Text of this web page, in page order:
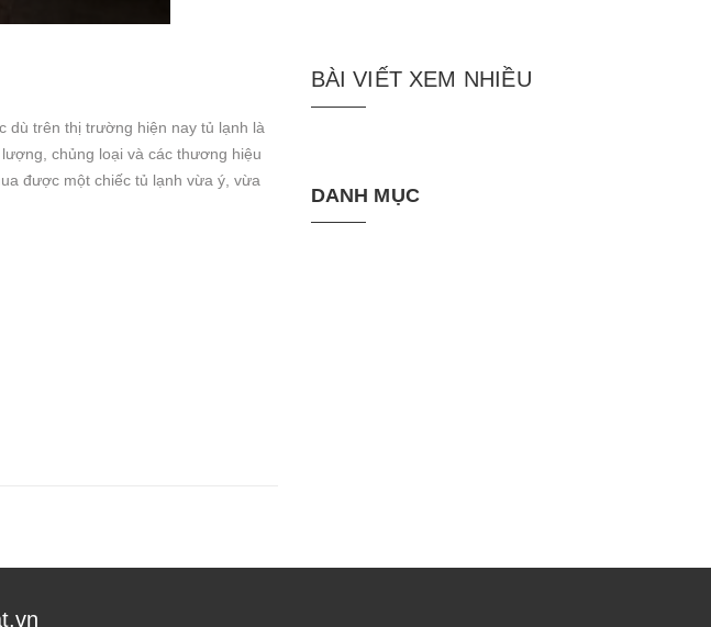
dù trên thị trường hiện nay tủ lạnh là
chủng loại và các thương hiệu
được một chiếc tủ lạnh vừa ý, vừa
BÀI VIẾT XEM NHIỀU
DANH MỤC